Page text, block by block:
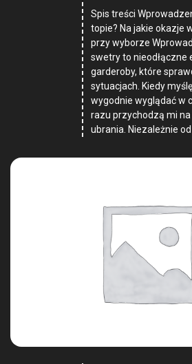
Spis treści
topie? Na jakie okazje
przy wyborze
swetry to nieodłączne
garderoby, które
sytuacjach. Kiedy
wygodnie wyglądać w
razu przychodzą mi na
ubrania. Niezależnie